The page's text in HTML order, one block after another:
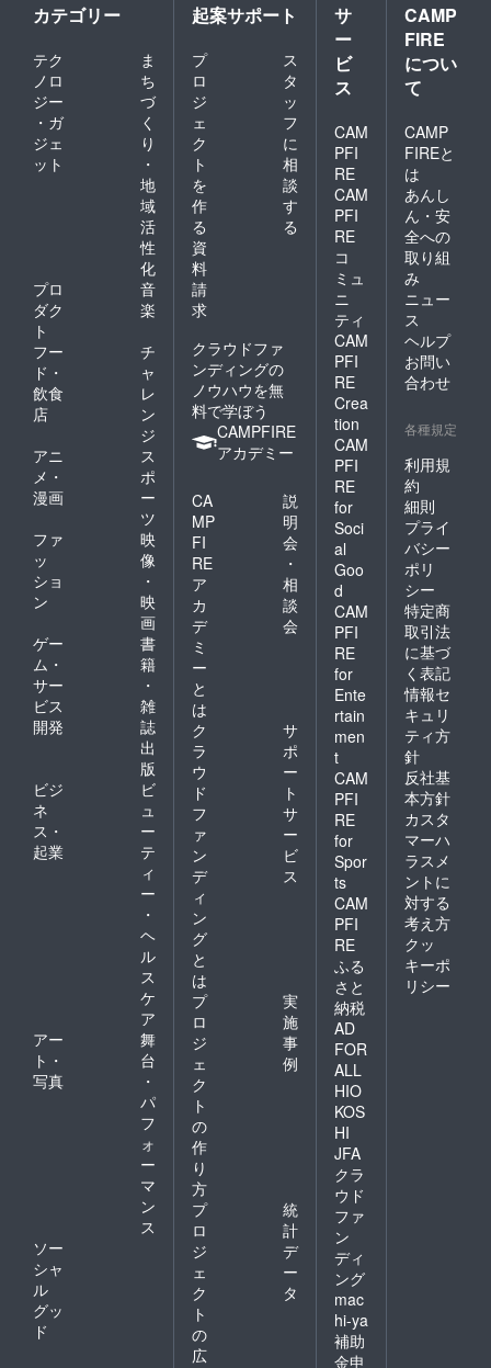
カテゴリー
テク
ノロ
ジー
・ガ
ジェ
ット
ま
ち
づ
く
り
・
地
域
活
性
化
プロ
ダク
ト
音
楽
フー
ド・
飲食
店
チ
ャ
レ
ン
ジ
アニ
メ・
漫画
ス
ポ
ー
ツ
ファ
ッ
ショ
ン
映
像
・
映
画
ゲー
ム・
サー
ビス
開発
書
籍
・
雑
誌
出
版
ビジ
ネ
ス・
起業
ビ
ュ
ー
テ
ィ
ー
・
ヘ
ル
ス
ケ
ア
アー
ト・
写真
舞
台
・
パ
フ
ォ
ー
マ
ン
ス
ソー
シャ
ル
グッ
ド
起案サポート
プ
ロ
ジ
ェ
ク
ト
を
作
る
ス
タ
ッ
フ
に
相
談
す
る
資
料
請
求
クラウドファ
ンディングの
ノウハウを無
料で学ぼう
CAMPFIRE
アカデミー
CA
MP
FI
RE
ア
カ
デ
ミ
ー
と
は
説
明
会
・
相
談
会
ク
ラ
ウ
ド
フ
ァ
ン
デ
ィ
ン
グ
と
は
サ
ポ
ー
ト
サ
ー
ビ
ス
プ
ロ
ジ
ェ
ク
ト
の
作
り
方
実
施
事
例
プ
ロ
ジ
ェ
ク
ト
の
広
統
計
デ
ー
タ
サ
ー
ビ
ス
CAM
PFI
RE
CAM
PFI
RE
コ
ミュ
ニ
ティ
CAM
PFI
RE
Crea
tion
CAM
PFI
RE
for
Soci
al
Goo
d
CAM
PFI
RE
for
Ente
rtain
men
t
CAM
PFI
RE
for
Spor
ts
CAM
PFI
RE
ふる
さと
納税
AD
FOR
ALL
HIO
KOS
HI
JFA
クラ
ウド
ファ
ン
ディ
ング
mac
hi-ya
補助
金申
CAMP
FIRE
につい
て
CAMP
FIREと
は
あんし
ん・安
全への
取り組
み
ニュー
ス
ヘルプ
お問い
合わせ
各種規定
利用規
約
細則
プライ
バシー
ポリ
シー
特定商
取引法
に基づ
く表記
情報セ
キュリ
ティ方
針
反社基
本方針
カスタ
マーハ
ラスメ
ントに
対する
考え方
クッ
キーポ
リシー